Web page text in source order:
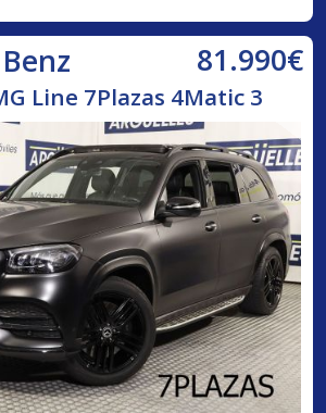
81.990€
Line 7Plazas 4Matic 3